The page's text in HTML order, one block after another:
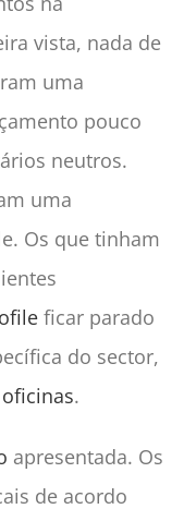
vista, nada de
uma
pouco
neutros.
uma
Os que tinham
ficar parado
do sector,
.
apresentada. Os
de acordo